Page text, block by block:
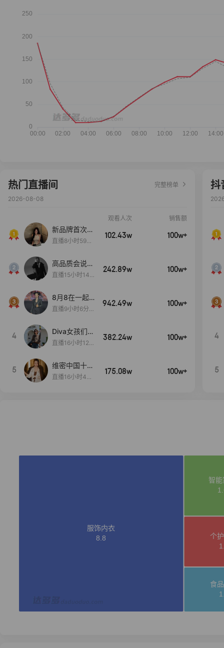
热门直播间
完整榜单
2026-08-08
观看人次 销售额
新品牌首次大
上新
直播8小时59分
102.43w 100w+
高品质会说
话….
直播15小时14
242.89w 100w+
8月8在一起
生日献礼盛典
直播9小时6分1
942.49w 100w+
4
Diva女孩们集
合啦~意大利
直播16小时12
382.24w 100w+
5
维密中国十周
年 与你如此
直播16小时48
175.08w 100w+
抖
4
5